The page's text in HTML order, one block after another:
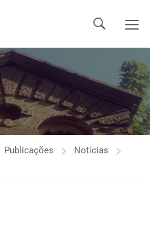
Publicações
Notícias